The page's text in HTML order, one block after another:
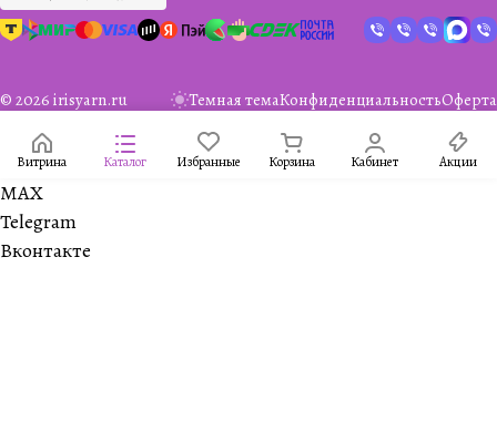
© 2026 irisyarn.ru Темная темаКонфиденциальностьОферта
Витрина Каталог Избранные Корзина Кабинет Акции
MAX
Telegram
Вконтакте